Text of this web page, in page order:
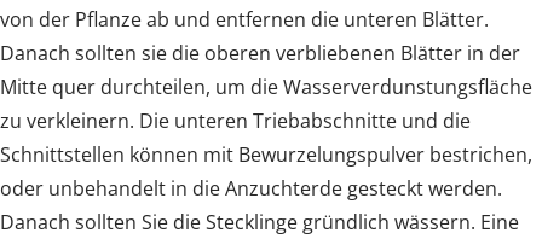
von der Pflanze ab und entfernen die unteren Blätter.
Danach sollten sie die oberen verbliebenen Blätter in der
Mitte quer durchteilen, um die Wasserverdunstungsfläche
zu verkleinern. Die unteren Triebabschnitte und die
Schnittstellen können mit Bewurzelungspulver bestrichen,
oder unbehandelt in die Anzuchterde gesteckt werden.
Danach sollten Sie die Stecklinge gründlich wässern. Eine